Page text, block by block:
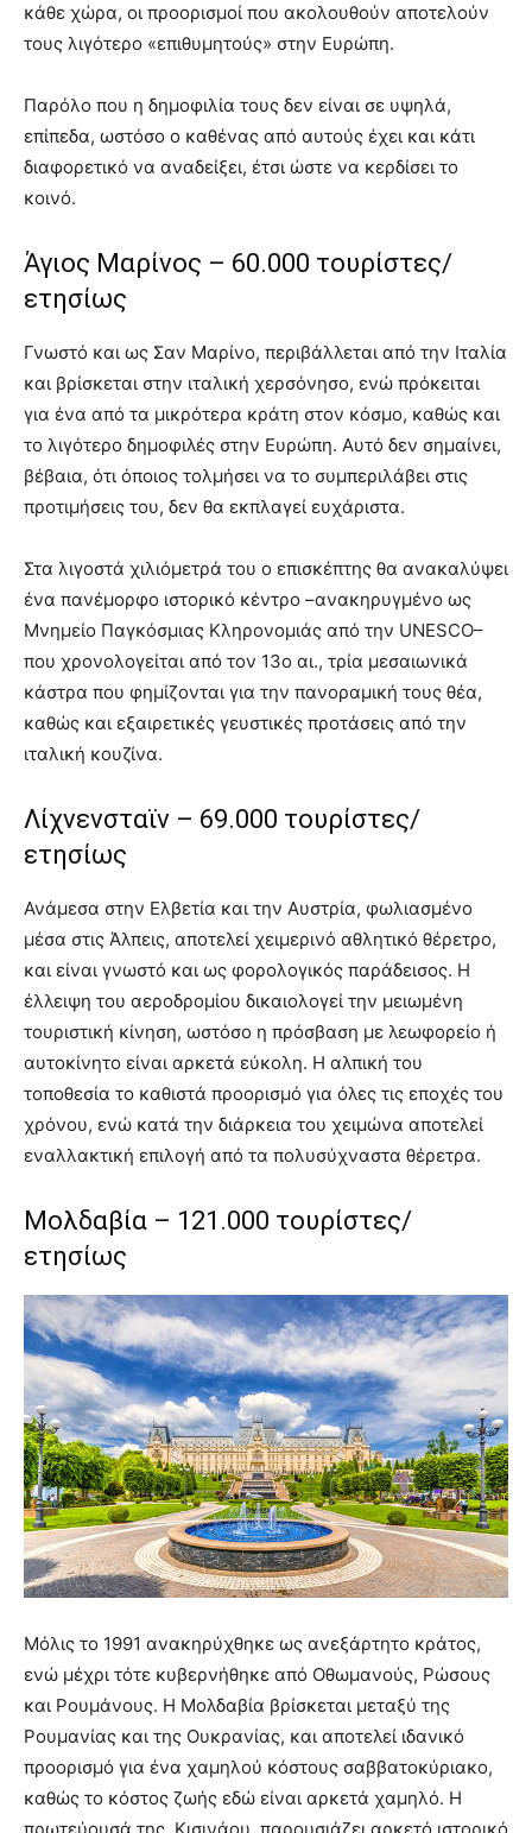
κάθε χώρα, οι προορισμοί που ακολουθούν αποτελούν
τους λιγότερο «επιθυμητούς» στην Ευρώπη.
Παρόλο που η δημοφιλία τους δεν είναι σε υψηλά,
επίπεδα, ωστόσο ο καθένας από αυτούς έχει και κάτι
διαφορετικό να αναδείξει, έτσι ώστε να κερδίσει το
κοινό.
Άγιος Μαρίνος – 60.000 τουρίστες/
ετησίως
Γνωστό και ως Σαν Μαρίνο, περιβάλλεται από την Ιταλία
και βρίσκεται στην ιταλική χερσόνησο, ενώ πρόκειται
για ένα από τα μικρότερα κράτη στον κόσμο, καθώς και
το λιγότερο δημοφιλές στην Ευρώπη. Αυτό δεν σημαίνει,
βέβαια, ότι όποιος τολμήσει να το συμπεριλάβει στις
προτιμήσεις του, δεν θα εκπλαγεί ευχάριστα.
Στα λιγοστά χιλιόμετρά του ο επισκέπτης θα ανακαλύψει
ένα πανέμορφο ιστορικό κέντρο –ανακηρυγμένο ως
Μνημείο Παγκόσμιας Κληρονομιάς από την UNESCO–
που χρονολογείται από τον 13ο αι., τρία μεσαιωνικά
κάστρα που φημίζονται για την πανοραμική τους θέα,
καθώς και εξαιρετικές γευστικές προτάσεις από την
ιταλική κουζίνα.
Λίχνενσταϊν – 69.000 τουρίστες/
ετησίως
Ανάμεσα στην Ελβετία και την Αυστρία, φωλιασμένο
μέσα στις Άλπεις, αποτελεί χειμερινό αθλητικό θέρετρο,
και είναι γνωστό και ως φορολογικός παράδεισος. Η
έλλειψη του αεροδρομίου δικαιολογεί την μειωμένη
τουριστική κίνηση, ωστόσο η πρόσβαση με λεωφορείο ή
αυτοκίνητο είναι αρκετά εύκολη. Η αλπική του
τοποθεσία το καθιστά προορισμό για όλες τις εποχές του
χρόνου, ενώ κατά την διάρκεια του χειμώνα αποτελεί
εναλλακτική επιλογή από τα πολυσύχναστα θέρετρα.
Μολδαβία – 121.000 τουρίστες/
ετησίως
Μόλις το 1991 ανακηρύχθηκε ως ανεξάρτητο κράτος,
ενώ μέχρι τότε κυβερνήθηκε από Οθωμανούς, Ρώσους
και Ρουμάνους. Η Μολδαβία βρίσκεται μεταξύ της
Ρουμανίας και της Ουκρανίας, και αποτελεί ιδανικό
προορισμό για ένα χαμηλού κόστους σαββατοκύριακο,
καθώς το κόστος ζωής εδώ είναι αρκετά χαμηλό. Η